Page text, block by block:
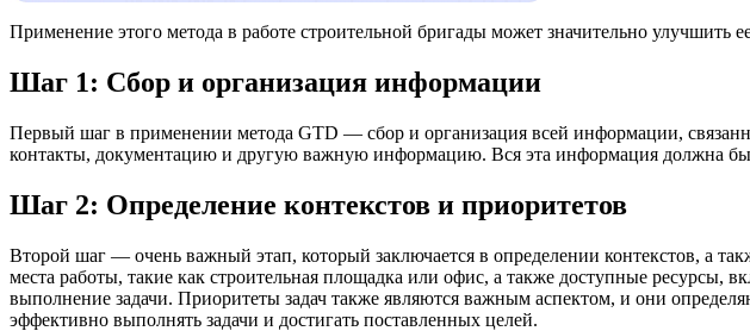
Применение этого метода в работе строительной бригады может значительно улучшить
Шаг 1: Сбор и организация информации
Первый шаг в применении метода GTD — сбор и организация всей информации,
контакты, документацию и другую важную информацию. Вся эта информация должна
Шаг 2: Определение контекстов и приоритетов
Второй шаг — очень важный этап, который заключается в определении контекстов, а
места работы, такие как строительная площадка или офис, а также доступные ресурсы,
выполнение задачи. Приоритеты задач также являются важным аспектом, и они
эффективно выполнять задачи и достигать поставленных целей.